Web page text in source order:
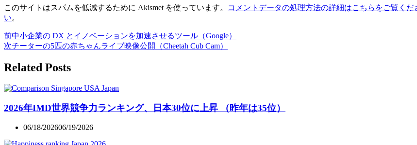
このサイトはスパムを低減するために Akismet を使っています。
コメントデータの処理方法の詳細はこちらをご覧くだ
い。
前中小企業の DX とイノベーションを加速させるツール（Google）
次チーターの5匹の赤ちゃんライブ映像公開（Cheetah Cub Cam）
Related Posts
2026年IMD世界競争力ランキング、日本30位に上昇 （昨年は35位）
06/18/202606/19/2026